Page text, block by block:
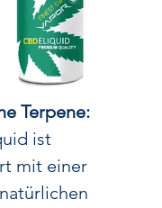
Terpene:
ist
mit einer